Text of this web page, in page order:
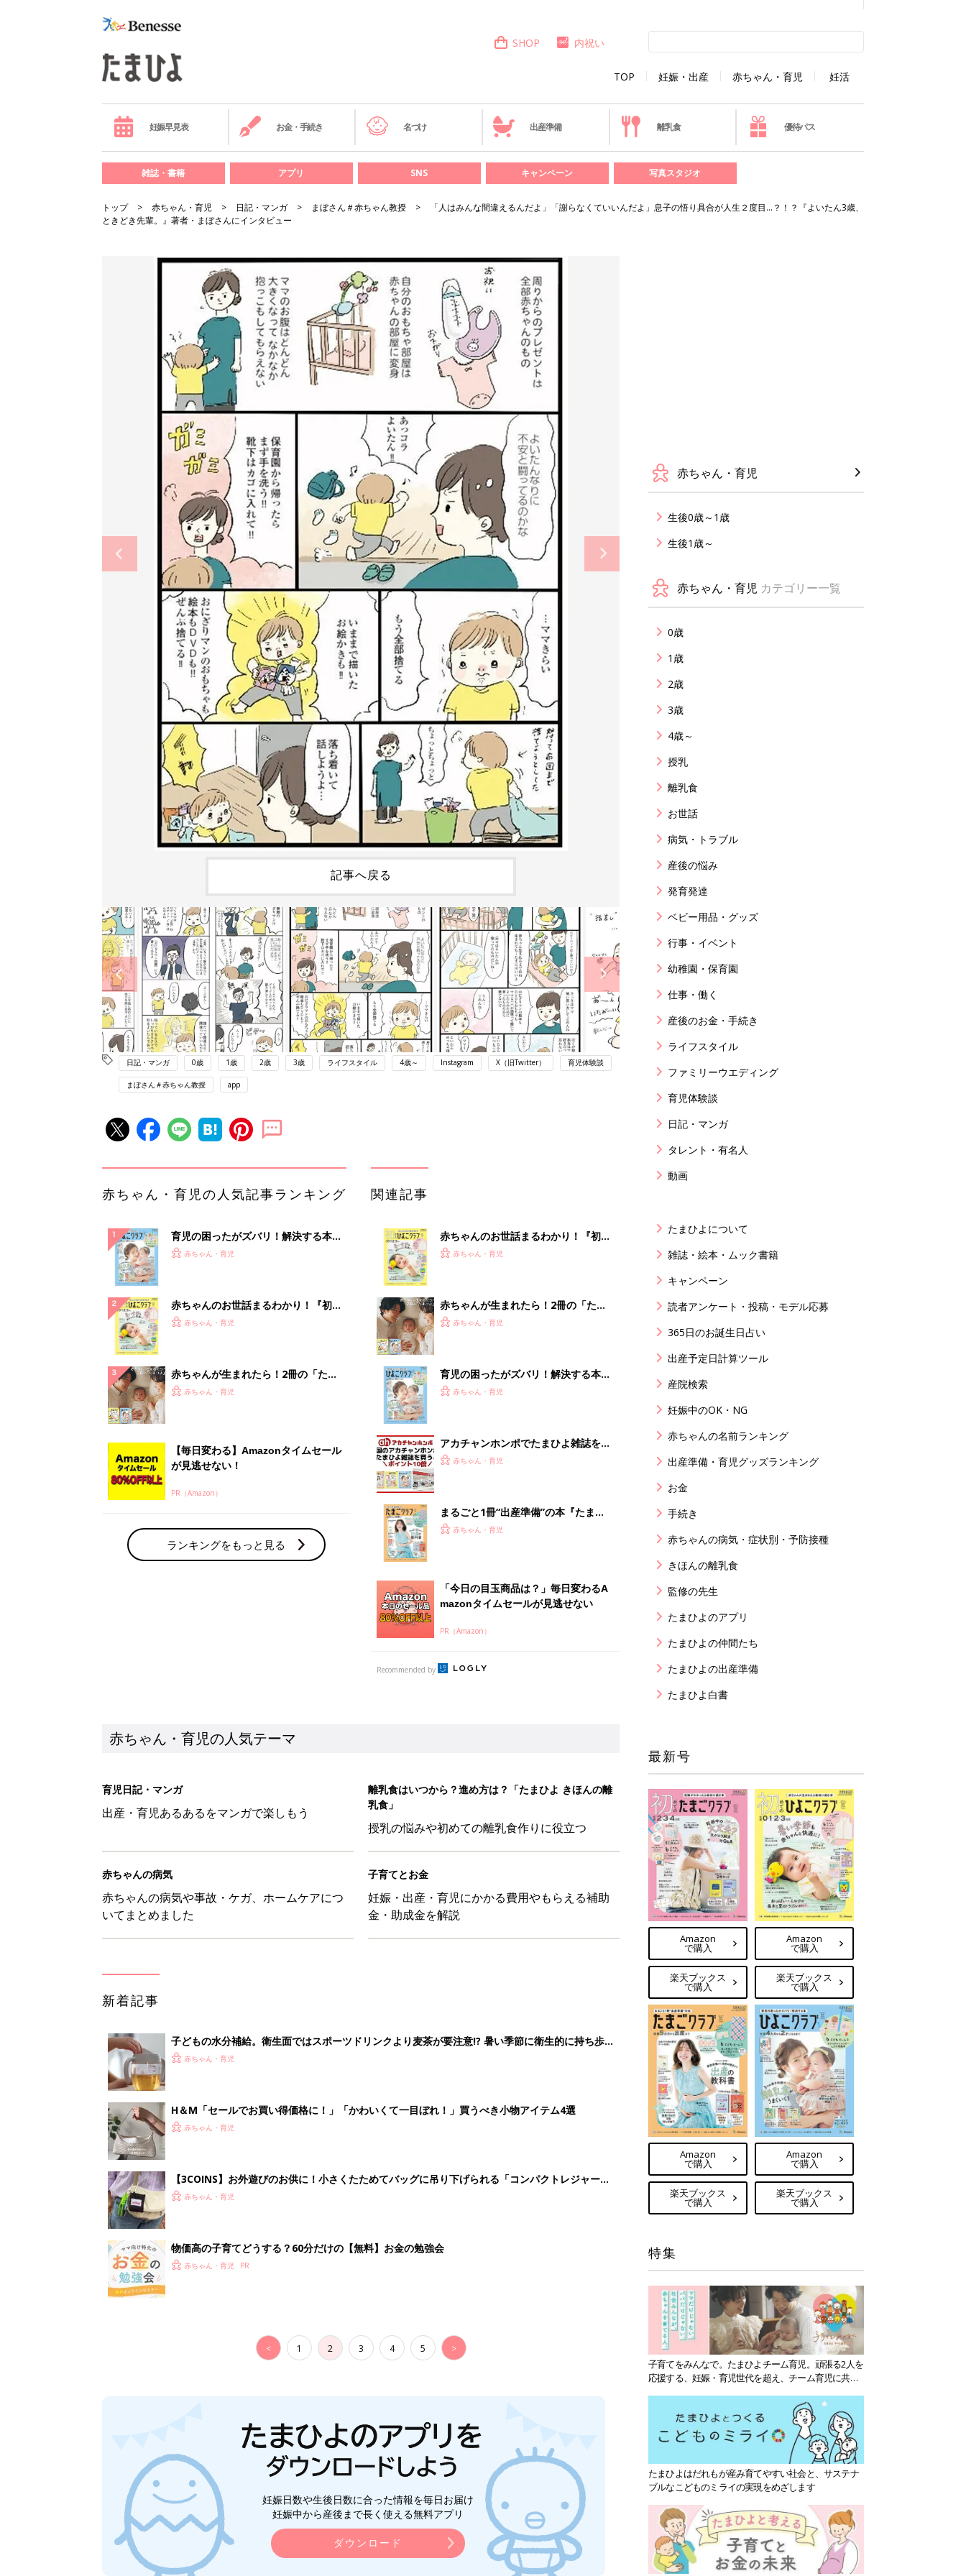
TOP 妊娠・出産 赤ちゃん・育児 妊活
SHOP 内祝い
妊娠早見表 お金・手続き 名づけ 出産準備 離乳食 優待パス
雑誌・書籍 アプリ SNS キャンペーン 写真スタジオ
トップ 赤ちゃん・育児 日記・マンガ まぼさん＃赤ちゃん教授
「人はみんな間違えるんだよ」「謝らなくていいんだよ」息子の悟り具合が人生２度目…？！？『よいたん3歳、
ときどき先輩。』著者・まぼさんにインタビュー
記事へ戻る
日記・マンガ 0歳 1歳 2歳 3歳 ライフスタイル 4歳～ Instagram X（旧Twitter） 育児体験談
まぼさん＃赤ちゃん教授 app
赤ちゃん・育児の人気記事ランキング
育児の困ったがズバリ！解決する本
『ひよこクラブ 夏号』 4カ月～2才
赤ちゃん・育児
赤ちゃんのお世話まるわかり！『初め
てのひよこクラブ 夏号』〈巻頭大特
解決テク
赤ちゃん・育児
赤ちゃんが生まれたら！2冊の「たま
ひよ」
赤ちゃん・育児
【毎日変わる】Amazonタイムセール
が見逃せない！
PR（Amazon）
ランキングをもっと見る
関連記事
赤ちゃんのお世話まるわかり！『初め
てのひよこクラブ 夏号』〈巻頭大特
解決テク
赤ちゃん・育児
赤ちゃんが生まれたら！2冊の「たま
ひよ」
赤ちゃん・育児
育児の困ったがズバリ！解決する本
『ひよこクラブ 夏号』 4カ月～2才
赤ちゃん・育児
アカチャンホンポでたまひよ雑誌を買
うとポイント10倍【期間限定】
赤ちゃん・育児
まるごと1冊“出産準備”の本『たまご
クラブ 夏号』〈スペシャル大特集〉
赤ちゃん・育児
「今日の目玉商品は？」毎日変わるA
mazonタイムセールが見逃せない
PR（Amazon）
Recommended by
赤ちゃん・育児の人気テーマ
育児日記・マンガ
出産・育児あるあるをマンガで楽しもう
離乳食はいつから？進め方は？「たまひよ きほんの離
乳食」
授乳の悩みや初めての離乳食作りに役立つ
赤ちゃんの病気
赤ちゃんの病気や事故・ケガ、ホームケアにつ
いてまとめました
子育てとお金
妊娠・出産・育児にかかる費用やもらえる補助
金・助成金を解説
新着記事
子どもの水分補給。衛生面ではスポーツドリンクより麦茶が要注意!? 暑い季節に衛生的に持ち歩
く3つのコツとは？【専門家監修】
赤ちゃん・育児
H＆М「セールでお買い得価格に！」「かわいくて一目ぼれ！」買うべき小物アイテム4選
赤ちゃん・育児
【3COINS】お外遊びのお供に！小さくたためてバッグに吊り下げられる「コンパクトレジャーシ
ート」
赤ちゃん・育児
物価高の子育てどうする？60分だけの【無料】お金の勉強会
赤ちゃん・育児
< 1 2 3 4 5 >
妊娠日数や生後日数に合った情報を毎日お届け
妊娠中から産後まで長く使える無料アプリ
ダウンロード
赤ちゃん・育児
生後0歳～1歳
生後1歳～
赤ちゃん・育児 カテゴリー一覧
0歳
1歳
2歳
3歳
4歳～
授乳
離乳食
お世話
病気・トラブル
産後の悩み
発育発達
ベビー用品・グッズ
行事・イベント
幼稚園・保育園
仕事・働く
産後のお金・手続き
ライフスタイル
ファミリーウエディング
育児体験談
日記・マンガ
タレント・有名人
動画
たまひよについて
雑誌・絵本・ムック書籍
キャンペーン
読者アンケート・投稿・モデル応募
365日のお誕生日占い
出産予定日計算ツール
産院検索
妊娠中のOK・NG
赤ちゃんの名前ランキング
出産準備・育児グッズランキング
お金
手続き
赤ちゃんの病気・症状別・予防接種
きほんの離乳食
監修の先生
たまひよのアプリ
たまひよの仲間たち
たまひよの出産準備
たまひよ白書
最新号
Amazon
で購入
楽天ブックス
で購入
Amazon
で購入
楽天ブックス
で購入
Amazon
で購入
楽天ブックス
で購入
Amazon
で購入
楽天ブックス
で購入
特集
子育てをみんなで。たまひよチーム育児。頑張る2人を
応援する、妊娠・育児世代を超え、チーム育児に共感
たまひよはだれもが産み育てやすい社会と、サステナ
ブルなこどものミライの実現をめざします